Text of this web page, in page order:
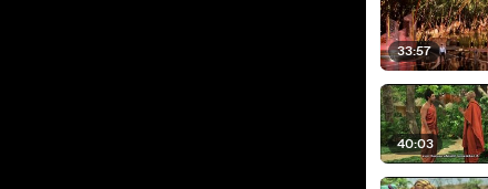
33:57
40:03